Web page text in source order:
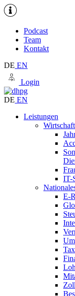
Podcast
Team
Kontakt
DE EN
Login
DE EN
Leistungen
IT-
E-